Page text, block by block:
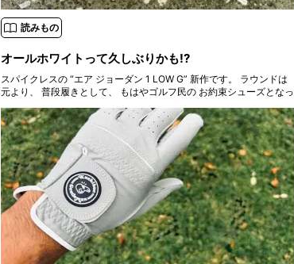
読みもの
オールホワイトって久しぶりかも!?
スパイクレスの “エア ジョーダン 1 LOW G” 新作です。 ラウンドは
元より、 普段履きとして、 もはやゴルフ民の お約束シューズとなっ